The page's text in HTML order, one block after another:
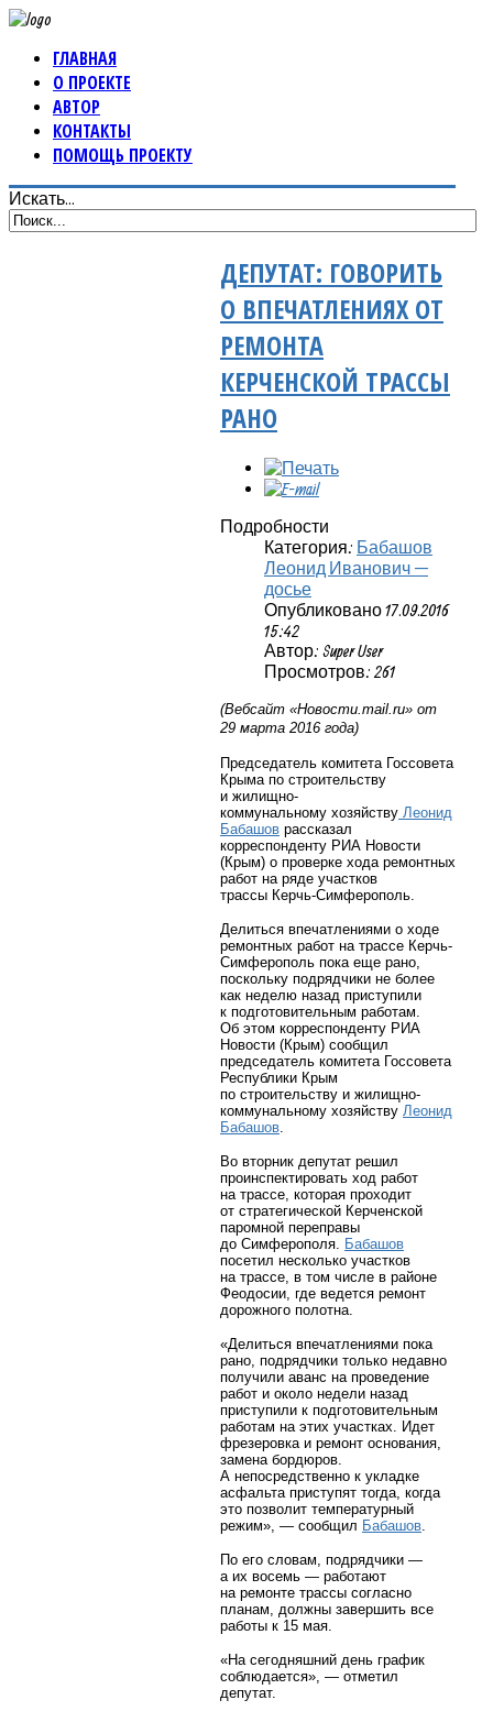
ГЛАВНАЯ
О ПРОЕКТЕ
АВТОР
КОНТАКТЫ
ПОМОЩЬ ПРОЕКТУ
Искать...
ДЕПУТАТ: ГОВОРИТЬ
О ВПЕЧАТЛЕНИЯХ ОТ
РЕМОНТА
КЕРЧЕНСКОЙ ТРАССЫ
РАНО
Подробности
Категория: Бабашов
Леонид Иванович —
досье
Опубликовано 17.09.2016
15:42
Автор: Super User
Просмотров: 261
(Вебсайт «Новости. mail ru» от
29 марта 2016 года)
Председатель комитета Госсовета
Крыма по строительству
и жилищно-
коммунальному хозяйству Леонид
Бабашов рассказал
корреспонденту РИА Новости
(Крым) о проверке хода ремонтных
работ на ряде участков
трассы Керчь-Симферополь.
Делиться впечатлениями о ходе
ремонтных работ на трассе Керчь-
Симферополь пока еще рано,
поскольку подрядчики не более
как неделю назад приступили
к подготовительным работам.
Об этом корреспонденту РИА
Новости (Крым) сообщил
председатель комитета Госсовета
Республики Крым
по строительству и жилищно-
коммунальному хозяйству Леонид
Бабашов
Во вторник депутат решил
проинспектировать ход работ
на трассе, которая проходит
от стратегической Керченской
паромной переправы
до Симферополя.
Бабашов
посетил несколько участков
на трассе, в том числе в районе
Феодосии, где ведется ремонт
дорожного полотна.
«Делиться впечатлениями пока
рано, подрядчики только недавно
получили аванс на проведение
работ и около недели назад
приступили к подготовительным
работам на этих участках. Идет
фрезеровка и ремонт основания,
замена бордюров.
А непосредственно к укладке
асфальта приступят тогда, когда
это позволит температурный
режим», — сообщил Бабашов
По его словам, подрядчики —
а их восемь — работают
на ремонте трассы согласно
планам, должны завершить все
работы к 15 мая.
«На сегодняшний день график
соблюдается», — отметил
депутат.